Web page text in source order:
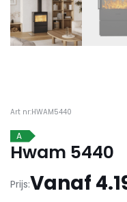
Art nr:HWAM5440
A
Hwam 5440
Prijs:Vanaf